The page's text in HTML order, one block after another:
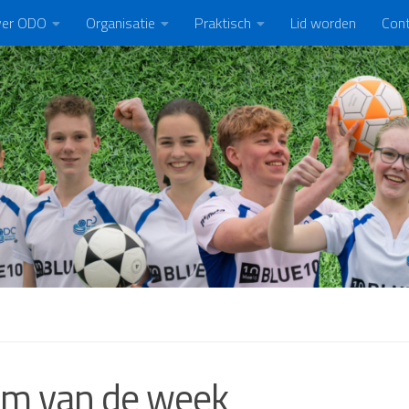
ODO Organisatie Praktisch Lid worden
van de week